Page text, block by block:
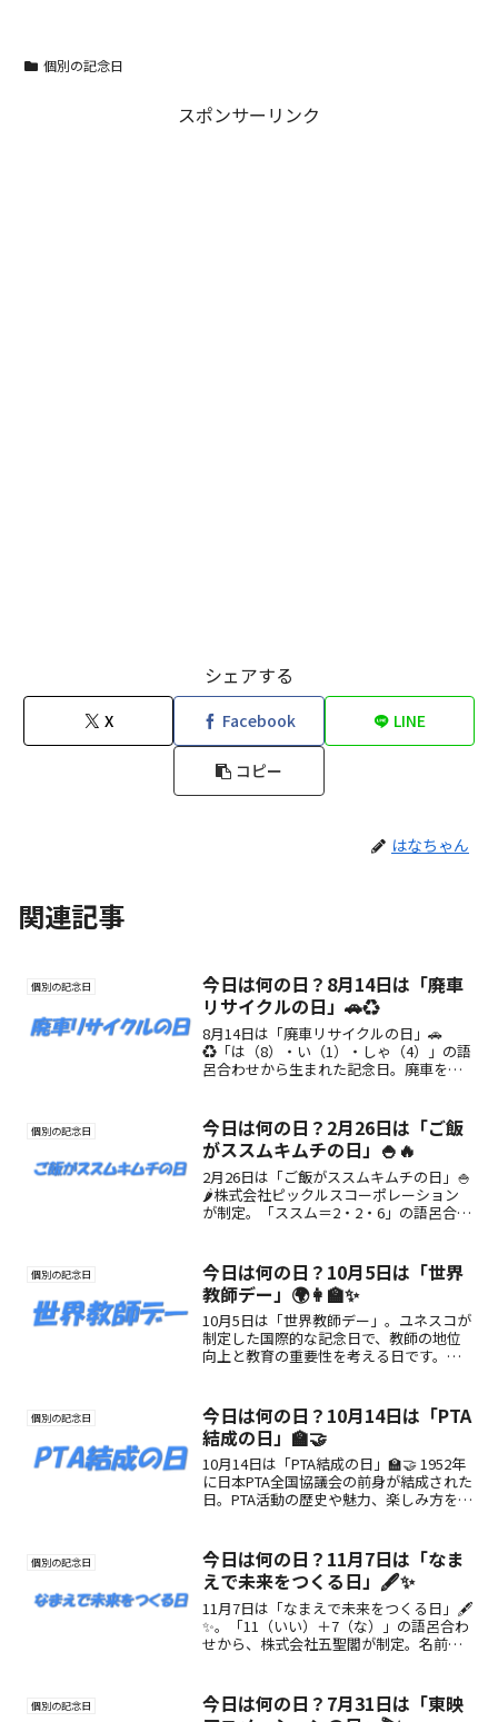
個別の記念日
スポンサーリンク
シェアする
X Facebook LINE
コピー
はなちゃん
関連記事
個別の記念日
今日は何の日？8月14日は「廃車
リサイクルの日」🚗♻️
8月14日は「廃車リサイクルの日」🚗
♻️「は（8）・い（1）・しゃ（4）」の語
呂合わせから生まれた記念日。廃車を資
個別の記念日
今日は何の日？2月26日は「ご飯
がススムキムチの日」🍚🔥
2月26日は「ご飯がススムキムチの日」🍚
🌶️株式会社ピックルスコーポレーション
が制定。「ススム＝2・2・6」の語呂合わ
いしさを楽しむ日です。
個別の記念日
今日は何の日？10月5日は「世界
教師デー」🌍👩‍🏫✨
10月5日は「世界教師デー」。ユネスコが
制定した国際的な記念日で、教師の地位
向上と教育の重要性を考える日です。由
個別の記念日
今日は何の日？10月14日は「PTA
結成の日」🏫🤝
10月14日は「PTA結成の日」🏫🤝 1952年
に日本PTA全国協議会の前身が結成された
日。PTA活動の歴史や魅力、楽しみ方を紹
個別の記念日
今日は何の日？11月7日は「なま
えで未来をつくる日」🖋️✨
11月7日は「なまえで未来をつくる日」🖋️
✨。「11（いい）＋7（な）」の語呂合わ
せから、株式会社五聖閣が制定。名前に
個別の記念日
今日は何の日？7月31日は「東映